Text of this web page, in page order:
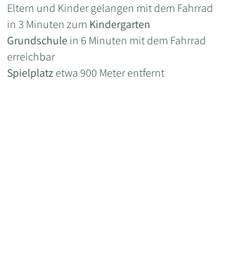
Eltern und Kinder gelangen mit dem Fahrrad
in 3 Minuten zum Kindergarten
Grundschulein 6 Minuten mit dem Fahrrad
erreichbar
Spielplatzetwa 900 Meter entfernt